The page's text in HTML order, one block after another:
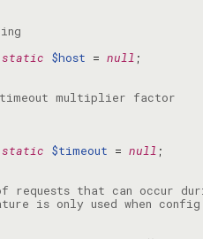
static $host = null
static $timeout = null